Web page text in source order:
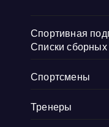
Спортивная
Списки сборных
Спортсмены
Тренеры